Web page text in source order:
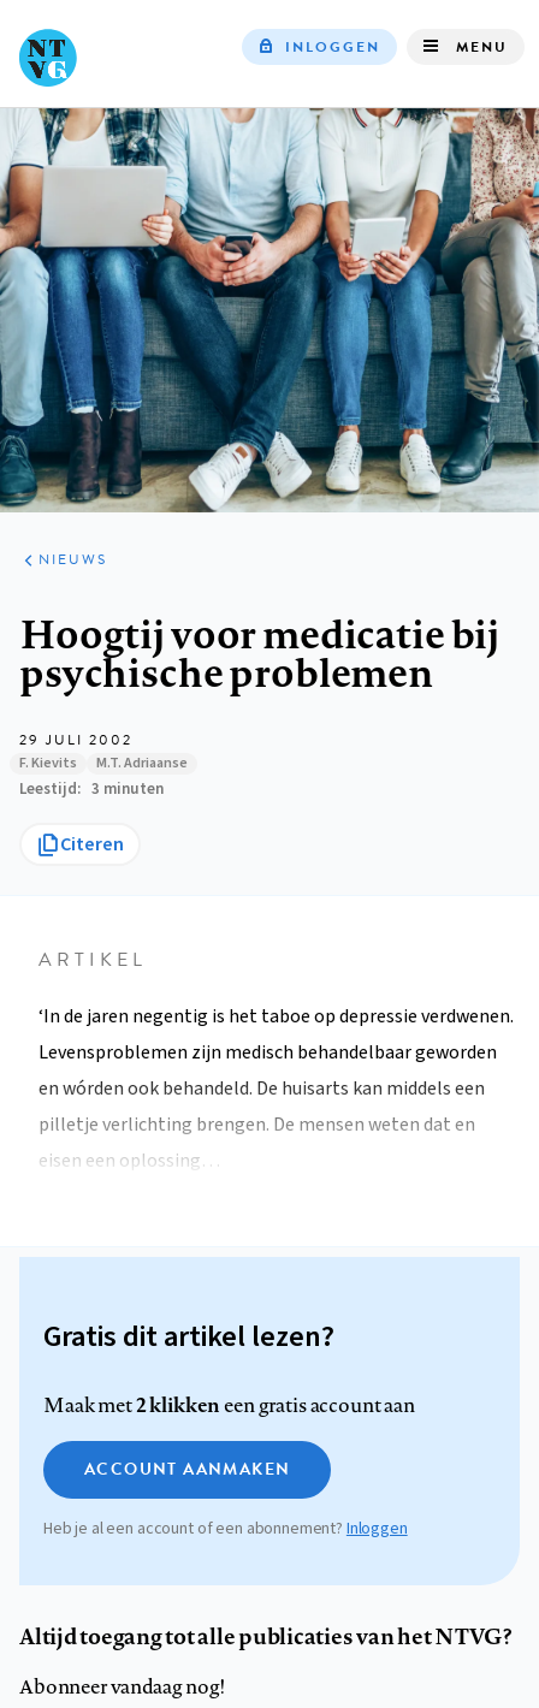
navigation
INLOGGEN MENU
ARTIKELEN
HET
KORT
NIEUWS
Hoogtij voor medicatie bij
psychische problemen
29 JULI 2002
F. Kievits M.T. Adriaanse
Leestijd 3 minuten
Citeren
ARTIKEL
‘In de jaren negentig is het taboe op depressie verdwenen.
Levensproblemen zijn medisch behandelbaar geworden
en wórden ook behandeld. De huisarts kan middels een
pilletje verlichting brengen. De mensen weten dat en
eisen een oplossing…
Gratis dit artikel lezen?
Maak met2 klikkeneen gratis account aan
ACCOUNT AANMAKEN
Heb je al een account of een abonnement? Inloggen
Altijd toegang tot alle publicaties van het NTVG?
Abonneer vandaag nog!